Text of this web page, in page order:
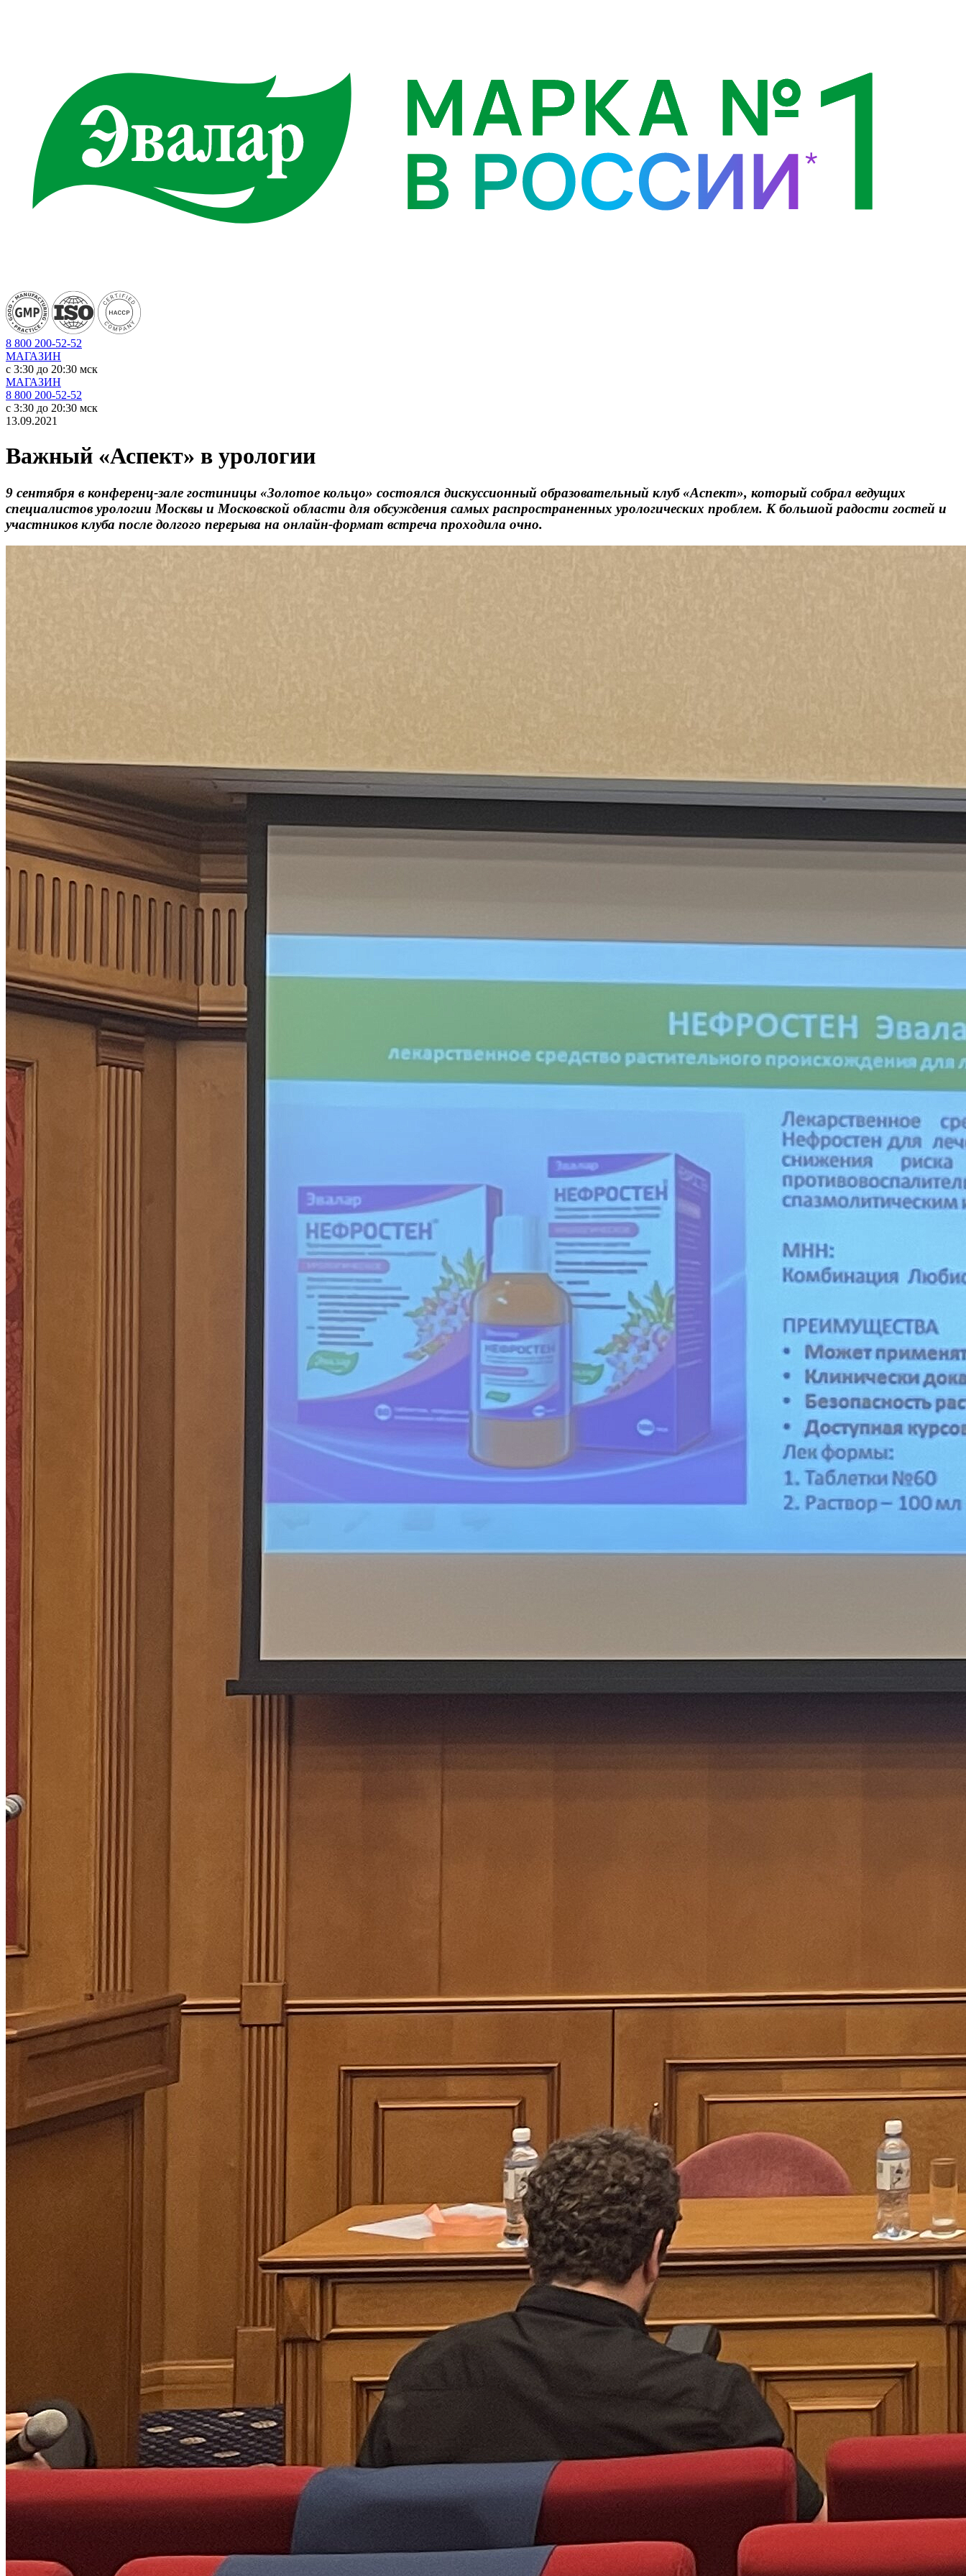
8 800 200-52-52
МАГАЗИН
c 3:30 до 20:30 мск
МАГАЗИН
8 800 200-52-52
c 3:30 до 20:30 мск
13.09.2021
Важный «Аспект» в урологии
9 сентября в конференц-зале гостиницы «Золотое кольцо» состоялся дискуссионный образовательный клуб «Аспект», который собрал ведущих
специалистов урологии Москвы и Московской области для обсуждения самых распространенных урологических проблем. К большой радости гостей и
участников клуба после долгого перерыва на онлайн-формат встреча проходила очно.